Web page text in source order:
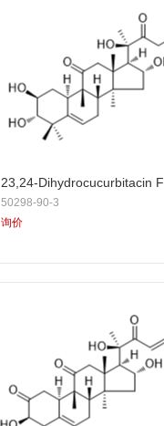
23,24-Dihydrocucurbitacin F
50298-90-3
询价